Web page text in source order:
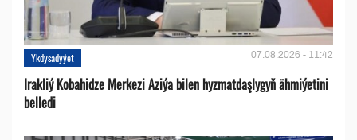
Ykdysadyýet 07.08.2026 - 11:42
Irakliý Kobahidze Merkezi Aziýa bilen hyzmatdaşlygyň ähmiýetini
belledi